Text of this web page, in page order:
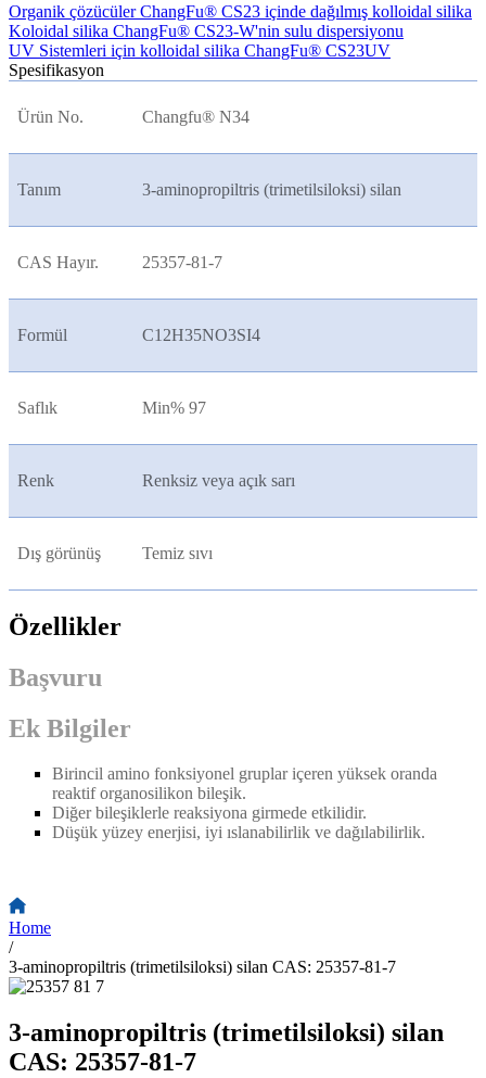
Organik çözücüler ChangFu® CS23 içinde dağılmış kolloidal silika
Koloidal silika ChangFu® CS23-W'nin sulu dispersiyonu
UV Sistemleri için kolloidal silika ChangFu® CS23UV
Spesifikasyon
Ürün No. Changfu® N34
Tanım 3-aminopropiltris (trimetilsiloksi) silan
CAS Hayır. 25357-81-7
Formül C12H35NO3SI4
Saflık Min% 97
Renk Renksiz veya açık sarı
Dış görünüş Temiz sıvı
Özellikler
Başvuru
Ek Bilgiler
Birincil amino fonksiyonel gruplar içeren yüksek oranda
reaktif organosilikon bileşik.
Diğer bileşiklerle reaksiyona girmede etkilidir.
Düşük yüzey enerjisi, iyi ıslanabilirlik ve dağılabilirlik.
Home
/
3-aminopropiltris (trimetilsiloksi) silan CAS: 25357-81-7
3-aminopropiltris (trimetilsiloksi) silan
CAS: 25357-81-7